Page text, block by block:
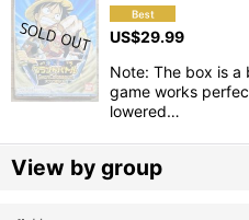
US$29.99
Note: The box is
game works
lowered…
View by group